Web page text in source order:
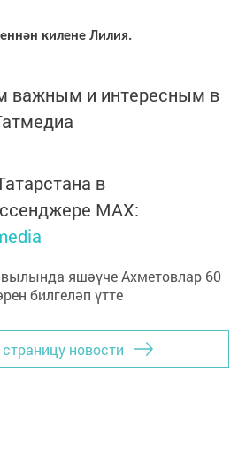
килене Лилия.
важным и интересным в
в
MАХ:
новости